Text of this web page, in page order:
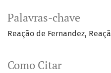
Palavras-chave
Reação de Fernandez
Como Citar